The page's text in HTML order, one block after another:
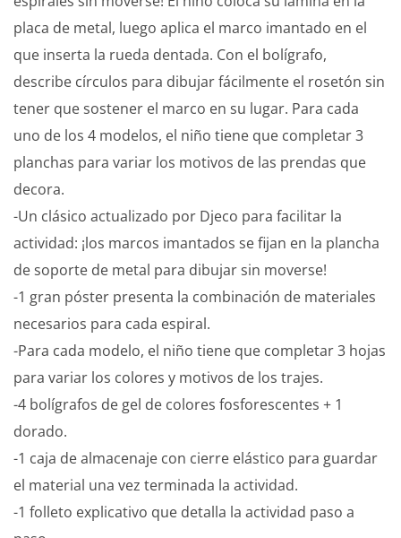
placa de metal, luego aplica el marco imantado en el
que inserta la rueda dentada. Con el bolígrafo,
describe círculos para dibujar fácilmente el rosetón sin
tener que sostener el marco en su lugar. Para cada
uno de los 4 modelos, el niño tiene que completar 3
planchas para variar los motivos de las prendas que
decora.
-Un clásico actualizado por Djeco para facilitar la
actividad: ¡los marcos imantados se fijan en la plancha
de soporte de metal para dibujar sin moverse!
-1 gran póster presenta la combinación de materiales
necesarios para cada espiral.
-Para cada modelo, el niño tiene que completar 3 hojas
para variar los colores y motivos de los trajes.
-4 bolígrafos de gel de colores fosforescentes + 1
dorado.
-1 caja de almacenaje con cierre elástico para guardar
el material una vez terminada la actividad.
-1 folleto explicativo que detalla la actividad paso a